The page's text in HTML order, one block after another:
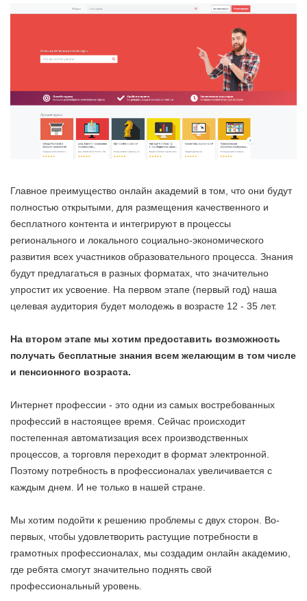
Главное преимущество онлайн академий в том, что они будут
полностью открытыми, для размещения качественного и
бесплатного контента и интегрируют в процессы
регионального и локального социально-экономического
развития всех участников образовательного процесса. Знания
будут предлагаться в разных форматах, что значительно
упростит их усвоение. На первом этапе (первый год) наша
целевая аудитория будет молодежь в возрасте 12 - 35 лет.
На втором этапе мы хотим предоставить возможность
получать бесплатные знания всем желающим в том числе
и пенсионного возраста.
Интернет профессии - это одни из самых востребованных
профессий в настоящее время. Сейчас происходит
постепенная автоматизация всех производственных
процессов, а торговля переходит в формат электронной.
Поэтому потребность в профессионалах увеличивается с
каждым днем. И не только в нашей стране.
Мы хотим подойти к решению проблемы с двух сторон. Во-
первых, чтобы удовлетворить растущие потребности в
грамотных профессионалах, мы создадим онлайн академию,
где ребята смогут значительно поднять свой
профессиональный уровень.